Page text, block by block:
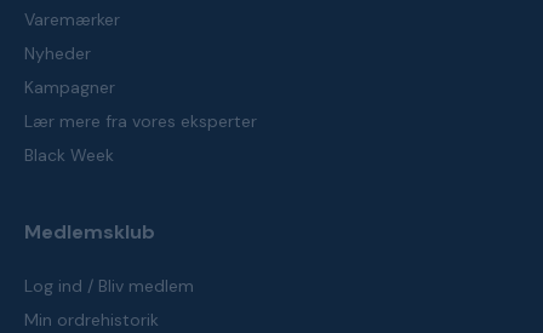
Varemærker
Nyheder
Kampagner
Lær mere fra vores eksperter
Black Week
Medlemsklub
Log ind / Bliv medlem
Min ordrehistorik